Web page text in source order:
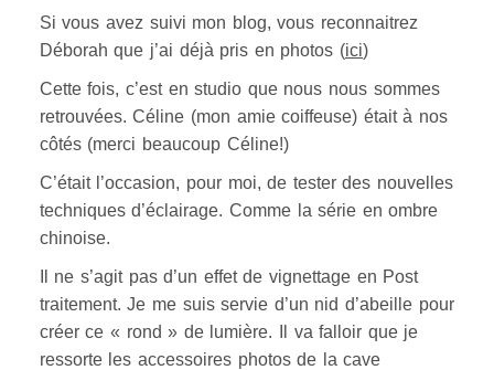
Si vous avez suivi mon blog, vous reconnaitrez
Déborah que j’ai déjà pris en photos (ici)
Cette fois, c’est en studio que nous nous sommes
retrouvées. Céline (mon amie coiffeuse) était à nos
côtés (merci beaucoup Céline!)
C’était l’occasion, pour moi, de tester des nouvelles
techniques d’éclairage. Comme la série en ombre
chinoise.
Il ne s’agit pas d’un effet de vignettage en Post
traitement. Je me suis servie d’un nid d’abeille pour
créer ce « rond » de lumière. Il va falloir que je
ressorte les accessoires photos de la cave